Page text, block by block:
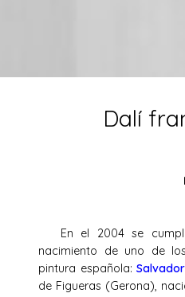
Dalí
En el 2004 se
nacimiento de uno de
pintura española:
de Figueras (Gerona),